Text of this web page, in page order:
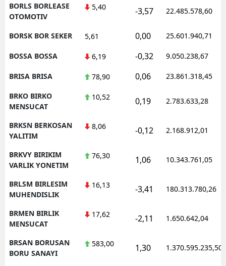
BORLS BORLEASE
OTOMOTIV
5,40 -3,57 22.485.578,60
BORSK BOR SEKER 5,61 0,00 25.601.940,71
BOSSA BOSSA 6,19 -0,32 9.050.238,67
BRISA BRISA 78,90 0,06 23.861.318,45
BRKO BIRKO
MENSUCAT
10,52 0,19 2.783.633,28
BRKSN BERKOSAN
YALITIM
8,06 -0,12 2.168.912,01
BRKVY BIRIKIM
VARLIK YONETIM
76,30 1,06 10.343.761,05
BRLSM BIRLESIM
MUHENDISLIK
16,13 -3,41 180.313.780,26
BRMEN BIRLIK
MENSUCAT
17,62 -2,11 1.650.642,04
BRSAN BORUSAN
BORU SANAYI
583,00 1,30 1.370.595.235,50